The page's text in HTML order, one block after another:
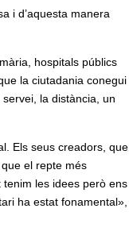
i d’aquesta manera
hospitals públics
la ciutadania conegui
la distància, un
Els seus creadors, que
el repte més
les idees però ens
ha estat fonamental»,